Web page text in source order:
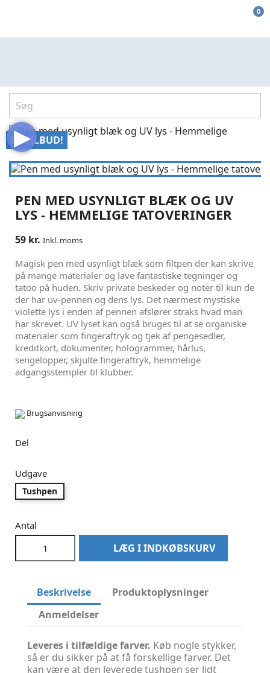
0
PÅ TILBUD!
▶
PEN MED USYNLIGT BLÆK OG UV
LYS - HEMMELIGE TATOVERINGER
59 kr. Inkl. moms
Magisk pen med usynligt blæk som filtpen der kan skrive
på mange materialer og lave fantastiske tegninger og
tatoo på huden. Skriv private beskeder og noter til kun de
der har uv-pennen og dens lys. Det nærmest mystiske
violette lys i enden af pennen afslører straks hvad man
har skrevet. UV lyset kan også bruges til at se organiske
materialer som fingeraftryk og tjek af pengesedler,
kreditkort, dokumenter, hologrammer, hårlus,
sengelopper, skjulte fingeraftryk, hemmelige
adgangsstempler til klubber.
Brugsanvisning
Del
Udgave
Tushpen
Antal
LÆG I INDKØBSKURV
Beskrivelse
Produktoplysninger
Anmeldelser
Leveres i tilfældige farver. Køb nogle stykker,
så er du sikker på at få forskellige farver. Det
kan være at den leverede tushpen ser lidt